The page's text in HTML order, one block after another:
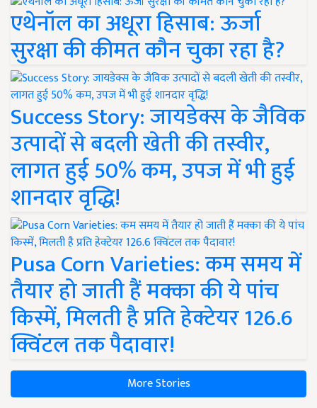
एथेनॉल का अधूरा हिसाब: ऊर्जा
सुरक्षा की कीमत कौन चुका रहा है?
Success Story: जायडेक्स के जैविक
उत्पादों से बदली खेती की तस्वीर,
लागत हुई 50% कम, उपज में भी हुई
शानदार वृद्धि!
Pusa Corn Varieties: कम समय में
तैयार हो जाती हैं मक्का की ये पांच
किस्में, मिलती है प्रति हेक्टेयर 126.6
क्विंटल तक पैदावार!
More Stories